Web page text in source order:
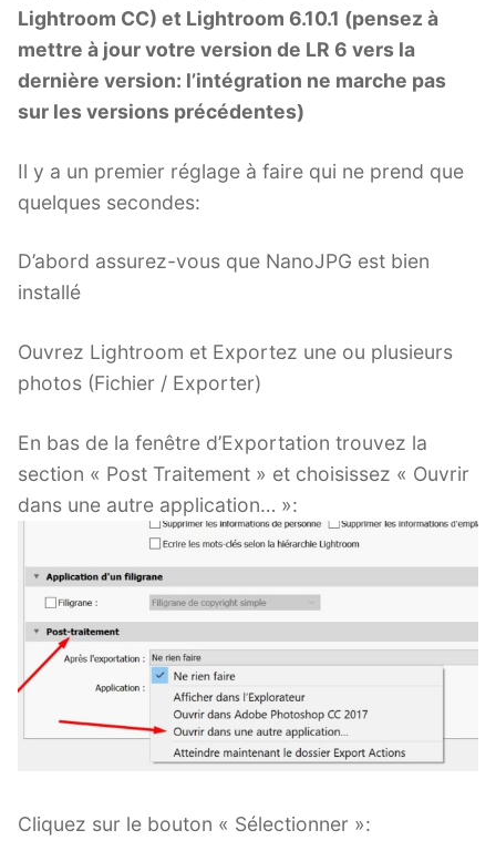
Lightroom CC) et Lightroom 6.10.1 (pensez à
mettre à jour votre version de LR 6 vers la
dernière version: l’intégration ne marche pas
sur les versions précédentes)
Il y a un premier réglage à faire qui ne prend que
quelques secondes:
D’abord assurez-vous que NanoJPG est bien
installé
Ouvrez Lightroom et Exportez une ou plusieurs
photos (Fichier / Exporter)
En bas de la fenêtre d’Exportation trouvez la
section « Post Traitement » et choisissez « Ouvrir
dans une autre application… »:
Cliquez sur le bouton « Sélectionner »: